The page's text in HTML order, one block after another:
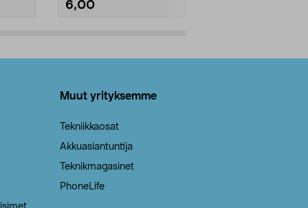
6,00
Muut yrityksemme
Tekniikkaosat
Akkuasiantuntija
Teknikmagasinet
PhoneLife